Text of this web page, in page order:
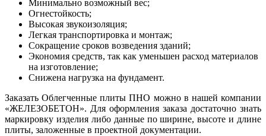
Минимально возможный вес;
Огнестойкость;
Высокая звукоизоляция;
Легкая транспортировка и монтаж;
Сокращение сроков возведения зданий;
Экономия средств, так как уменьшен расход материалов
на изготовление;
Снижена нагрузка на фундамент.
Заказать Облегченные плиты ПНО можно в нашей компании
«ЖЕЛЕЗОБЕТОН». Для оформления заказа достаточно знать
маркировку изделия либо данные по ширине, высоте и длине
плиты, заложенные в проектной документации.